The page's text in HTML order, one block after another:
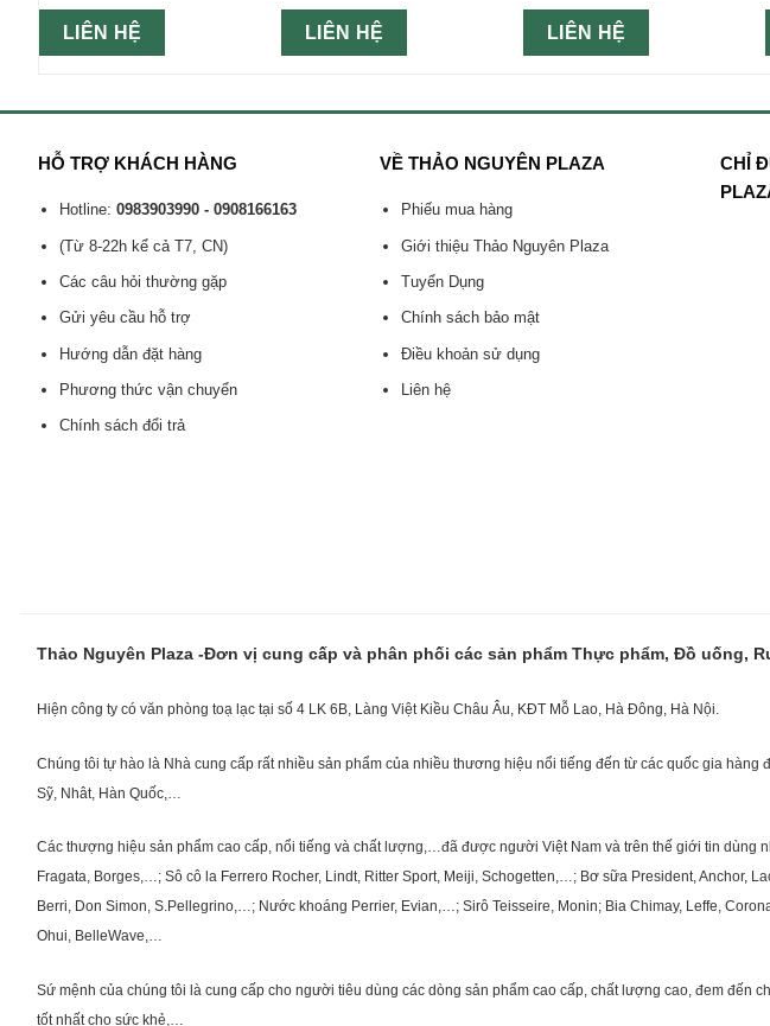
LIÊN HỆ LIÊN HỆ LIÊN HỆ
HỖ TRỢ KHÁCH HÀNG
Hotline: 0983903990 - 0908166163
(Từ 8-22h kể cả T7, CN)
Các câu hỏi thường gặp
Gửi yêu cầu hỗ trợ
Hướng dẫn đặt hàng
Phương thức vận chuyển
Chính sách đổi trả
VỀ THẢO NGUYÊN PLAZA
Phiếu mua hàng
Giới thiệu Thảo Nguyên Plaza
Tuyển Dụng
Chính sách bảo mật
Điều khoản sử dụng
Liên hệ
CHỈ
Thảo Nguyên Plaza -Đơn vị cung cấp và phân phối các sản phẩm Thực phẩm, Đồ uống,
Hiện công ty có văn phòng toạ lạc tại số 4 LK 6B, Làng Việt Kiều Châu Âu, KĐT Mỗ Lao, Hà Đông, Hà Nội.
Chúng tôi tự hào là Nhà cung cấp rất nhiều sản phẩm của nhiều thương hiệu nổi tiếng đến từ các quốc gia hàng
Sỹ, Nhât, Hàn Quốc,…
Các thượng hiệu sản phẩm cao cấp, nổi tiếng và chất lượng,…đã được người Việt Nam và trên thế giới tin dùng
Fragata, Borges,…; Sô cô la Ferrero Rocher, Lindt, Ritter Sport, Meiji, Schogetten,…; Bơ sữa President, Anchor,
Berri, Don Simon, S.Pellegrino,…; Nước khoáng Perrier, Evian,…; Sirô Teisseire, Monin; Bia Chimay, Leffe,
Ohui, BelleWave,…
Sứ mệnh của chúng tôi là cung cấp cho người tiêu dùng các dòng sản phẩm cao cấp, chất lượng cao, đem đến
tốt nhất cho sức khẻ,…